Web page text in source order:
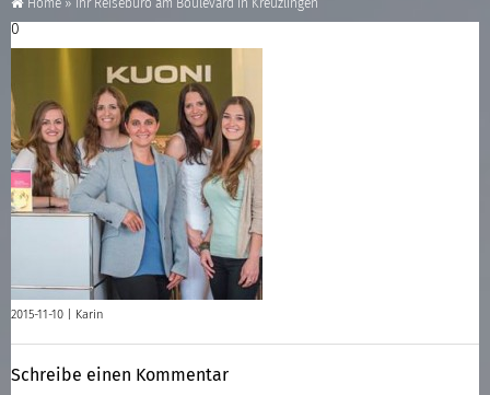
Home » Ihr Reisebüro am Boulevard in Kreuzlingen
0
2015-11-10 | Karin
Schreibe einen Kommentar